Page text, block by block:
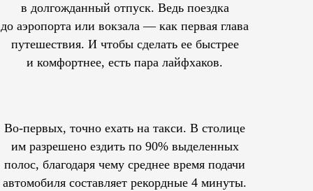
в долгожданный отпуск. Ведь поездка
до аэропорта или вокзала — как первая глава
путешествия. И чтобы сделать ее быстрее
и комфортнее, есть пара лайфхаков.
Во-первых, точно ехать на такси. В столице
им разрешеноездить по 90% выделенных
полос, благодаря чему среднее время подачи
автомобиля составляет рекордные 4 минуты.